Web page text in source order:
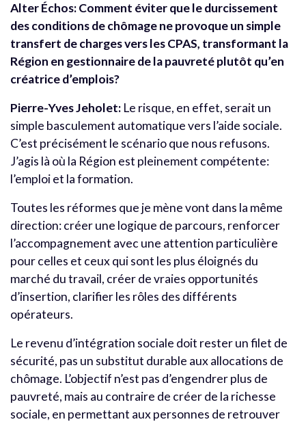
Alter Échos: Comment éviter que le durcissement
des conditions de chômage ne provoque un simple
transfert de charges vers les CPAS, transformant la
Région en gestionnaire de la pauvreté plutôt qu’en
créatrice d’emplois?
Pierre-Yves Jeholet: Le risque, en effet, serait un
simple basculement automatique vers l’aide sociale.
C’est précisément le scénario que nous refusons.
J’agis là où la Région est pleinement compétente:
l’emploi et la formation.
Toutes les réformes que je mène vont dans la même
direction: créer une logique de parcours, renforcer
l’accompagnement avec une attention particulière
pour celles et ceux qui sont les plus éloignés du
marché du travail, créer de vraies opportunités
d’insertion, clarifier les rôles des différents
opérateurs.
Le revenu d’intégration sociale doit rester un filet de
sécurité, pas un substitut durable aux allocations de
chômage. L’objectif n’est pas d’engendrer plus de
pauvreté, mais au contraire de créer de la richesse
sociale, en permettant aux personnes de retrouver